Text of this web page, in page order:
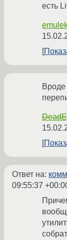
есть
Вроде
Ответ на:
09:55:37